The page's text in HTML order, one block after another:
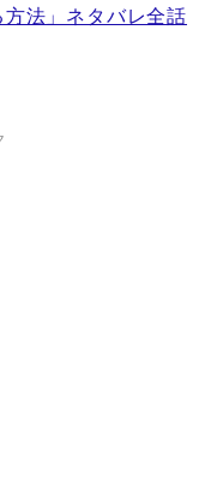
方法」ネタバレ全話